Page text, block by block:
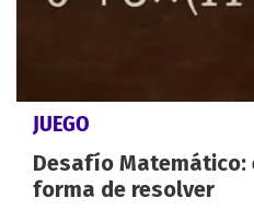
JUEGO
Desafío
forma de resolver